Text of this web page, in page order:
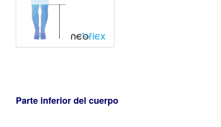
Parte inferior del cuerpo